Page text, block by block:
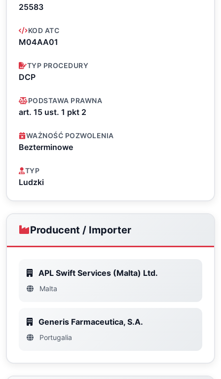
25583
KOD ATC
M04AA01
TYP PROCEDURY
DCP
PODSTAWA PRAWNA
art. 15 ust. 1 pkt 2
WAŻNOŚĆ POZWOLENIA
Bezterminowe
TYP
Ludzki
Producent / Importer
APL Swift Services (Malta) Ltd.
Malta
Generis Farmaceutica, S.A.
Portugalia